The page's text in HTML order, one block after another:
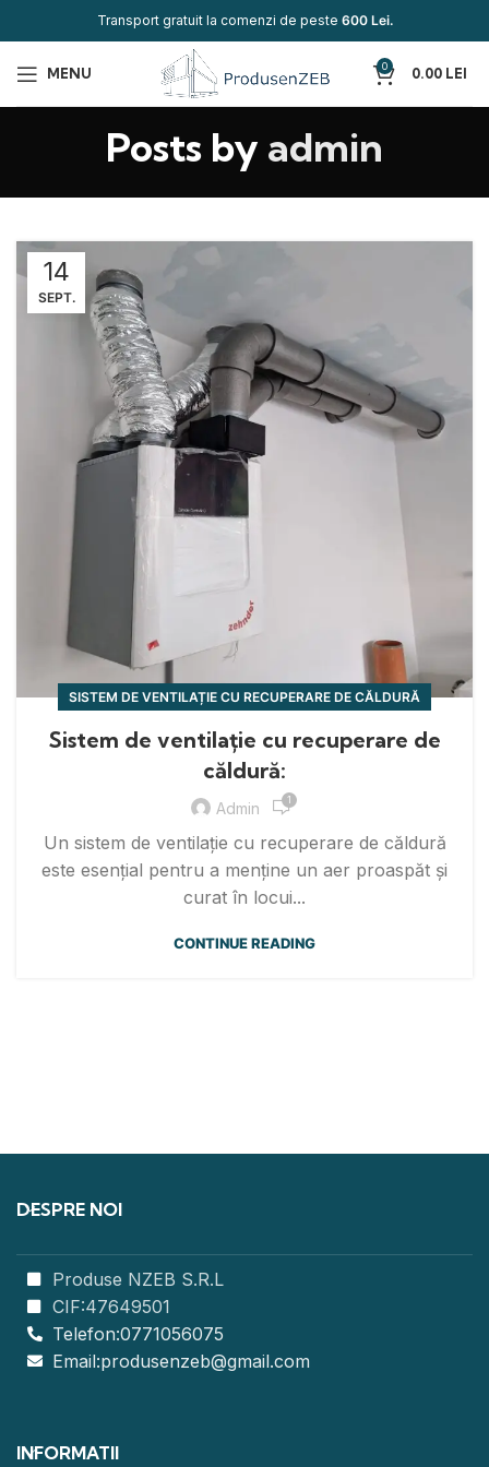
Transport gratuit la comenzi de peste 600 Lei.
MENU 0 0.00 LEI
Posts by admin
14
SEPT.
SISTEM DE VENTILAȚIE CU RECUPERARE DE CĂLDURĂ
Sistem de ventilație cu recuperare de
căldură:
Admin 1
Un sistem de ventilație cu recuperare de căldură
este esențial pentru a menține un aer proaspăt și
curat în locui...
CONTINUE READING
DESPRE NOI
Produse NZEB S.R.L
CIF:47649501
Telefon:0771056075
Email:produsenzeb@gmail.com
INFORMATII